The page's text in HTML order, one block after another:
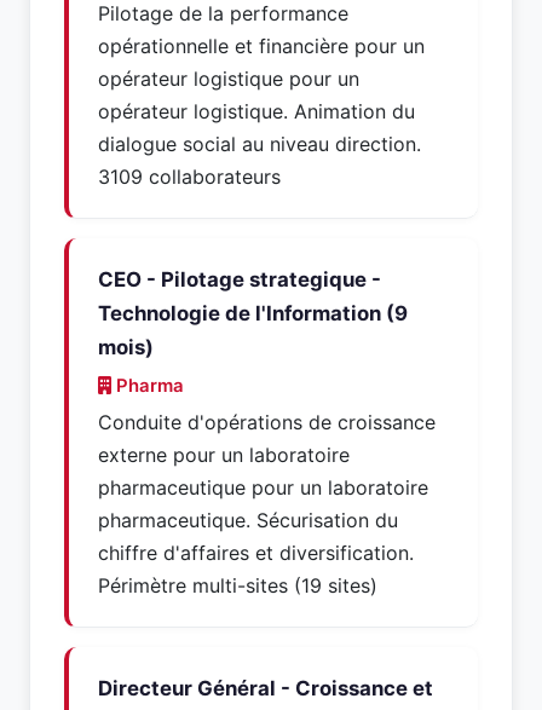
Pilotage de la performance
opérationnelle et financière pour un
opérateur logistique pour un
opérateur logistique. Animation du
dialogue social au niveau direction.
3109 collaborateurs
CEO - Pilotage strategique -
Technologie de l'Information (9
mois)
Pharma
Conduite d'opérations de croissance
externe pour un laboratoire
pharmaceutique pour un laboratoire
pharmaceutique. Sécurisation du
chiffre d'affaires et diversification.
Périmètre multi-sites (19 sites)
Directeur Général - Croissance et